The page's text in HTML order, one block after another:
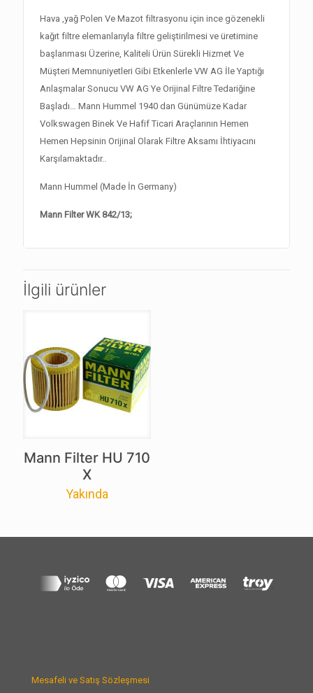
Hava ,yağ Polen Ve Mazot filtrasyonu için ince gözenekli
kağıt filtre elemanlarıyla filtre geliştirilmesi ve üretimine
başlanması Üzerine, Kaliteli Ürün Sürekli Hizmet Ve
Müşteri Memnuniyetleri Gibi Etkenlerle VW AG İle Yaptığı
Anlaşmalar Sonucu VW AG Ye Orijinal Filtre Tedariğine
Başladı… Mann Hummel 1940 dan Günümüze Kadar
Volkswagen Binek Ve Hafif Ticari Araçlarının Hemen
Hemen Hepsinin Orijinal Olarak Filtre Aksamı İhtiyacını
Karşılamaktadır..
Mann Hummel (Made İn Germany)
Mann Filter WK 842/13;
İlgili ürünler
Mann Filter HU 710
X
Yakında
Mesafeli ve Satış Sözleşmesi